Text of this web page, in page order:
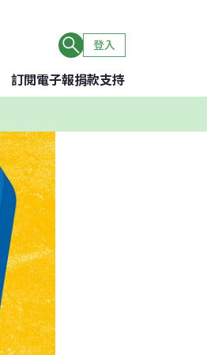
登入
訂閱電子報捐款支持